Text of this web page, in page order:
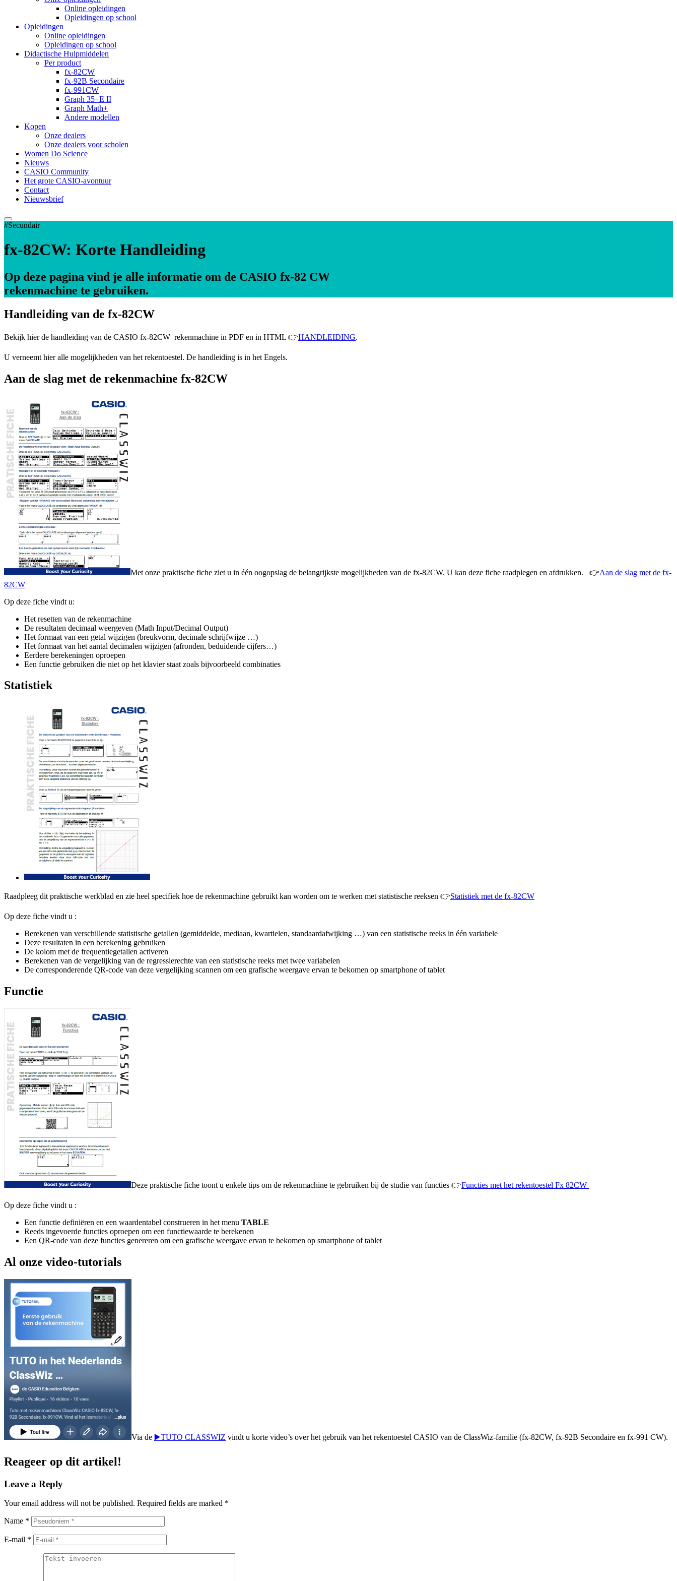
Online opleidingen
Opleidingen op school
Opleidingen
Online opleidingen
Opleidingen op school
Didactische Hulpmiddelen
Per product
fx-82CW
fx-92B Secondaire
fx-991CW
Graph 35+E II
Graph Math+
Andere modellen
Kopen
Onze dealers
Onze dealers voor scholen
Women Do Science
Nieuws
CASIO Community
Het grote CASIO-avontuur
Contact
Nieuwsbrief
#Secundair
fx-82CW: Korte Handleiding
Op deze pagina vind je alle informatie om de CASIO fx-82 CW
rekenmachine te gebruiken.
Handleiding van de fx-82CW
Bekijk hier de handleiding van de CASIO fx-82CW rekenmachine in PDF en in HTML 👉HANDLEIDING.
U verneemt hier alle mogelijkheden van het rekentoestel. De handleiding is in het Engels.
Aan de slag met de rekenmachine fx-82CW
Met onze praktische fiche ziet u in één oogopslag de belangrijkste mogelijkheden van de fx-82CW. U kan deze fiche raadplegen en afdrukken. 👉Aan de slag met de fx-
82CW
Op deze fiche vindt u:
Het resetten van de rekenmachine
De resultaten decimaal weergeven (Math Input/Decimal Output)
Het formaat van een getal wijzigen (breukvorm, decimale schrijfwijze …)
Het formaat van het aantal decimalen wijzigen (afronden, beduidende cijfers…)
Eerdere berekeningen oproepen
Een functie gebruiken die niet op het klavier staat zoals bijvoorbeeld combinaties
Statistiek
Raadpleeg dit praktische werkblad en zie heel specifiek hoe de rekenmachine gebruikt kan worden om te werken met statistische reeksen 👉Statistiek met de fx-82CW
Op deze fiche vindt u :
Berekenen van verschillende statistische getallen (gemiddelde, mediaan, kwartielen, standaardafwijking …) van een statistische reeks in één variabele
Deze resultaten in een berekening gebruiken
De kolom met de frequentiegetallen activeren
Berekenen van de vergelijking van de regressierechte van een statistische reeks met twee variabelen
De corresponderende QR-code van deze vergelijking scannen om een grafische weergave ervan te bekomen op smartphone of tablet
Functie
Deze praktische fiche toont u enkele tips om de rekenmachine te gebruiken bij de studie van functies 👉Functies met het rekentoestel Fx 82CW
Op deze fiche vindt u :
Een functie definiëren en een waardentabel construeren in het menu TABLE
Reeds ingevoerde functies oproepen om een functiewaarde te berekenen
Een QR-code van deze functies genereren om een grafische weergave ervan te bekomen op smartphone of tablet
Al onze video-tutorials
Via de ▶TUTO CLASSWIZ vindt u korte video’s over het gebruik van het rekentoestel CASIO van de ClassWiz-familie (fx-82CW, fx-92B Secondaire en fx-991 CW).
Reageer op dit artikel!
Leave a Reply
Your email address will not be published. Required fields are marked *
Name *
E-mail *